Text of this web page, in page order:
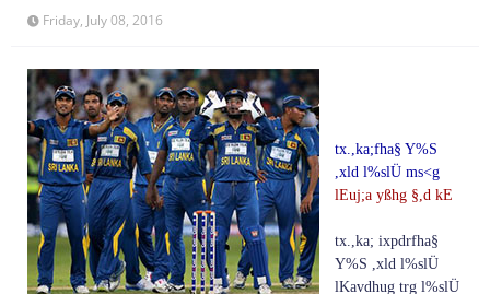
Friday, July 08, 2016
tx.,ka;fha§ Y%S
,xld l%slÜ ms<g
lEuj;a yßhg §,d kE
tx.,ka; ixpdrfha§
Y%S ,xld l%slÜ
lKavdhug trg l%slÜ